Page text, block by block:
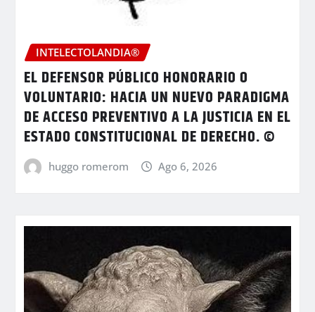
INTELECTOLANDIA®
EL DEFENSOR PÚBLICO HONORARIO O
VOLUNTARIO: HACIA UN NUEVO PARADIGMA
DE ACCESO PREVENTIVO A LA JUSTICIA EN EL
ESTADO CONSTITUCIONAL DE DERECHO. ©
huggo romerom Ago 6, 2026